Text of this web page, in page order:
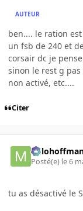
AUTEUR
ben.... le ration
un fsb de 240 et
corsair dc je
sinon le rest g pas
non activé, etc....
Citer
Posté(e) le 6
tu as désactivé le